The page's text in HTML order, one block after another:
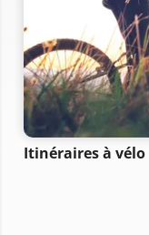
Itinéraires à vélo